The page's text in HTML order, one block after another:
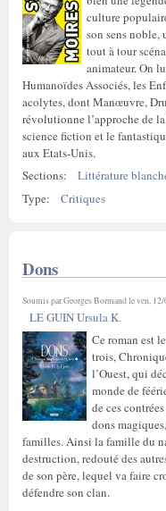
culture
son sens
tout à tour
animateur. On
Humanoïdes Associés, les
acolytes, dont Manœuvre,
révolutionne l’approche de
science fiction et le
aux Etats-Unis.
Sections:
Littérature
Type:
Critiques
Dons
Soumis parGeorges Bormandle ven,
LE GUIN Ursula K.
Ce roman est
trois,
l’Ouest, qui
monde de
de ces
dons
familles. Ainsi la famille du
destruction, redouté des
de son père, lequel va faire
défendre son clan.